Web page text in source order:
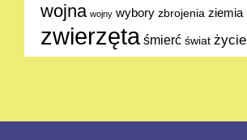
wojna wojny wybory zbrojenia ziemia
zwierzęta śmierć świat życie